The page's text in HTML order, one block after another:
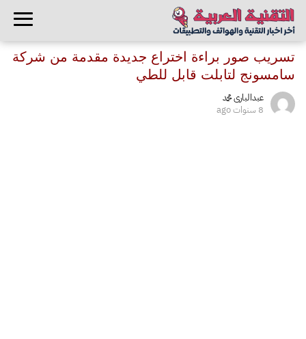
تسريب صور براءة اختراع جديدة مقدمة من شركة
سامسونج لتابلت قابل للطي
عبدالبارى محمد
8 سنوات ago